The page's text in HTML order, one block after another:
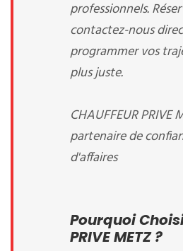
professionnels.
contactez-nous
programmer vos
plus juste.
CHAUFFEUR PRIVE
partenaire de
d'affaires
Pourquoi
PRIVE METZ ?